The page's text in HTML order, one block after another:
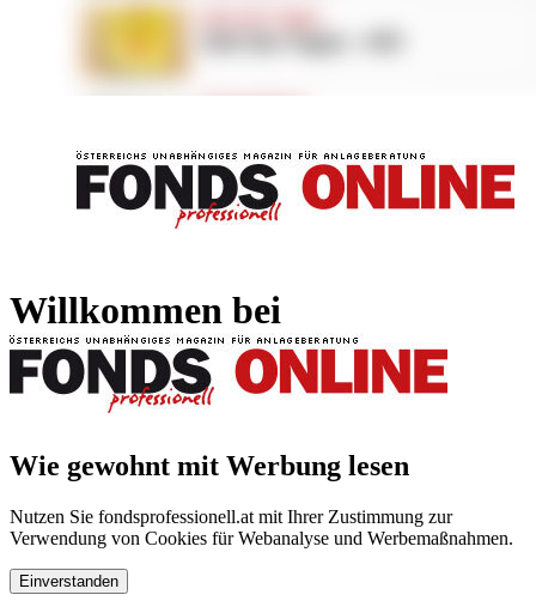
Willkommen bei
Wie gewohnt mit Werbung lesen
Nutzen Sie fondsprofessionell.at mit Ihrer Zustimmung zur
Verwendung von Cookies für Webanalyse und Werbemaßnahmen.
Einverstanden